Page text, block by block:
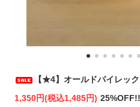
【★4】オールドパイレッ
1,350円(税込1,485円) 25%OFF!!